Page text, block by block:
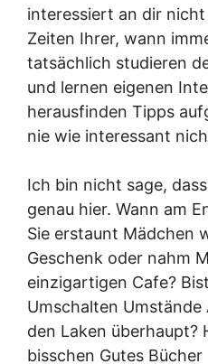
interessiert an dir
Zeiten Ihrer, wann
tatsächlich studieren
und lernen eigenen
herausfinden Tipps
nie wie interessant
Ich bin nicht sage,
genau hier. Wann am
Sie erstaunt Mädchen
Geschenk oder nahm
einzigartigen Cafe?
Umschalten
den Laken überhaupt?
bisschen Gutes Bücher